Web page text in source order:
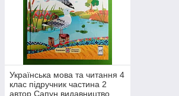
Українська мова та читання 4
клас підручник частина 2
автор Сапун видавництво